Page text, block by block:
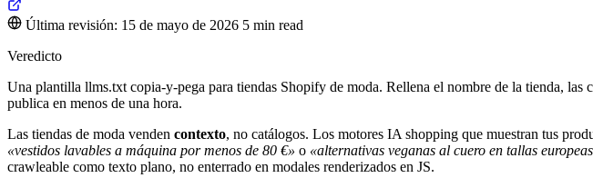
Última revisión: 15 de mayo de 2026 5 min read
Veredicto
Una plantilla llms.txt copia-y-pega para tiendas Shopify de moda. Rellena el nombre de la tienda,
publica en menos de una hora.
Las tiendas de moda venden contexto, no catálogos. Los motores IA shopping que muestran tus
«vestidos lavables a máquina por menos de 80 €» o «alternativas veganas al cuero en tallas
crawleable como texto plano, no enterrado en modales renderizados en JS.